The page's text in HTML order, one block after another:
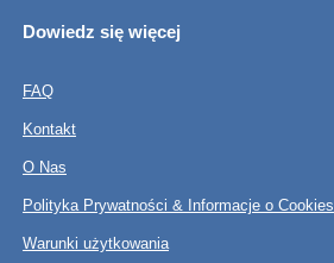
Dowiedz się więcej
FAQ
Kontakt
O Nas
Polityka Prywatności & Informacje o Cookies
Warunki użytkowania